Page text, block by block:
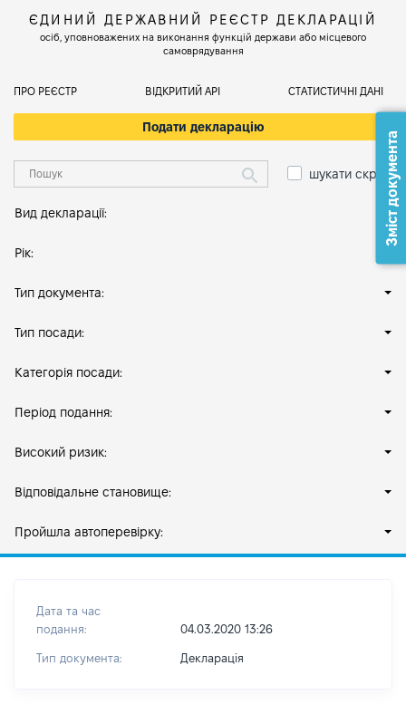
ЄДИНИЙ ДЕРЖАВНИЙ РЕЄСТР ДЕКЛАРАЦІЙ
осіб, уповноважених на виконання функцій держави або місцевого
самоврядування
ПРО РЕЄСТР ВІДКРИТИЙ АРІ СТАТИСТИЧНІ ДАНІ
Подати декларацію
шукати скрізь
Вид декларації:
Рік:
Тип документа:
Тип посади:
Категорія посади:
Період подання:
Високий ризик:
Відповідальне становище:
Пройшла автоперевірку:
Дата та час
подання:
04.03.2020 13:26
Тип документа: Декларація
Зміст документа